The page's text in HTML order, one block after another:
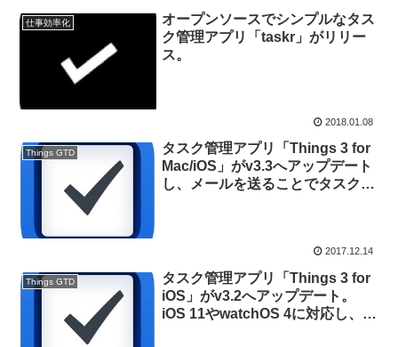
仕事効率化
オープンソースでシンプルなタス
ク管理アプリ「taskr」がリリー
ス。
2018.01.08
Things GTD
タスク管理アプリ「Things 3 for
Mac/iOS」がv3.3へアップデート
し、メールを送ることでタスクを
2017.12.14
Things GTD
タスク管理アプリ「Things 3 for
iOS」がv3.2へアップデート。
iOS 11やwatchOS 4に対応し、